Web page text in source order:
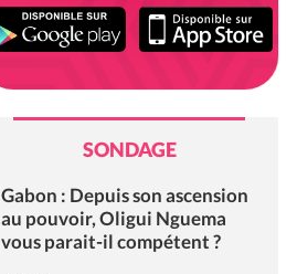
SONDAGE
Gabon : Depuis son ascension
au pouvoir, Oligui Nguema
vous parait-il compétent ?